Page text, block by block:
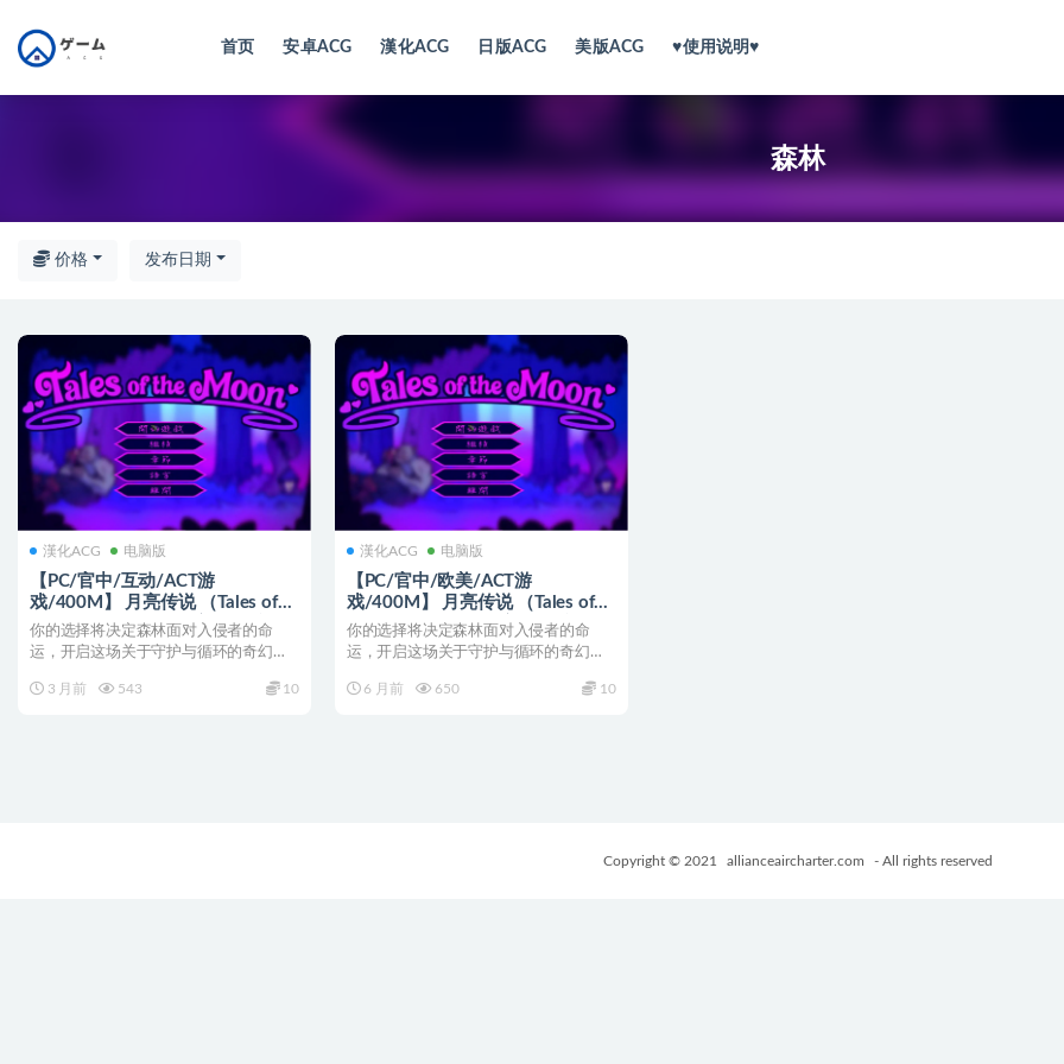
首页 安卓ACG 漢化ACG 日版ACG 美版ACG ♥使用说明♥
森林
价格 发布日期
漢化ACG 电脑版
【PC/官中/互动/ACT游
戏/400M】 月亮传说 （Tales of
the Moon） Ver1.02 官中步兵版
+自带全回想+互动ACT游戏
你的选择将决定森林面对入侵者的命
运，开启这场关于守护与循环的奇幻冒
3 月前
543 10
漢化ACG 电脑版
【PC/官中/欧美/ACT游
戏/400M】 月亮传说 （Tales of
the Moon） Ver1.0 官中步兵版
+自带全回想+欧美ACT游戏
你的选择将决定森林面对入侵者的命
运，开启这场关于守护与循环的奇幻冒
6 月前
650 10
Copyright © 2021 allianceaircharter.com - All rights reserved